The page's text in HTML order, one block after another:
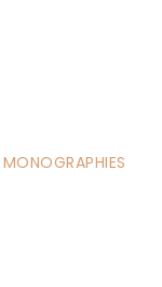
MONOGRAPHIES